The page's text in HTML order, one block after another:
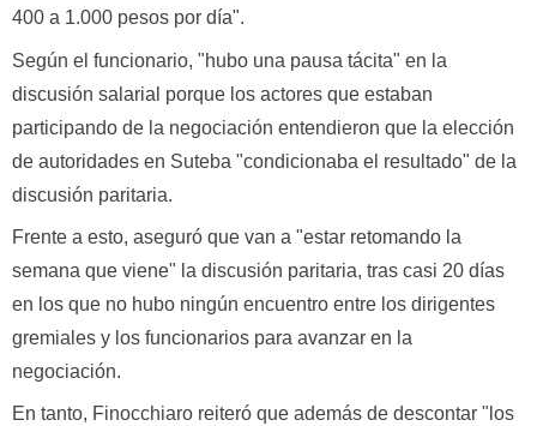
400 a 1.000 pesos por día".
Según el funcionario, "hubo una pausa tácita" en la
discusión salarial porque los actores que estaban
participando de la negociación entendieron que la elección
de autoridades en Suteba "condicionaba el resultado" de la
discusión paritaria.
Frente a esto, aseguró que van a "estar retomando la
semana que viene" la discusión paritaria, tras casi 20 días
en los que no hubo ningún encuentro entre los dirigentes
gremiales y los funcionarios para avanzar en la
negociación.
En tanto, Finocchiaro reiteró que además de descontar "los